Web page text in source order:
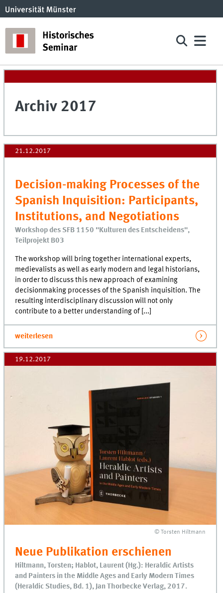
Archiv 2017
21.12.2017
Decision-making Processes of the
Spanish Inquisition: Participants,
Institutions, and Negotiations
Workshop des SFB 1150 "Kulturen des Entscheidens",
Teilprojekt B03
The workshop will bring together international experts,
medievalists as well as early modern and legal historians,
in order to discuss this new approach of examining
decisionmaking processes of the Spanish inquisition. The
resulting interdisciplinary discussion will not only
contribute to a better understanding of [...]
weiterlesen
19.12.2017
© Torsten Hiltmann
Neue Publikation erschienen
Hiltmann, Torsten; Hablot, Laurent (Hg.): Heraldic Artists
and Painters in the Middle Ages and Early Modern Times
(Heraldic Studies, Bd. 1), Jan Thorbecke Verlag, 2017.